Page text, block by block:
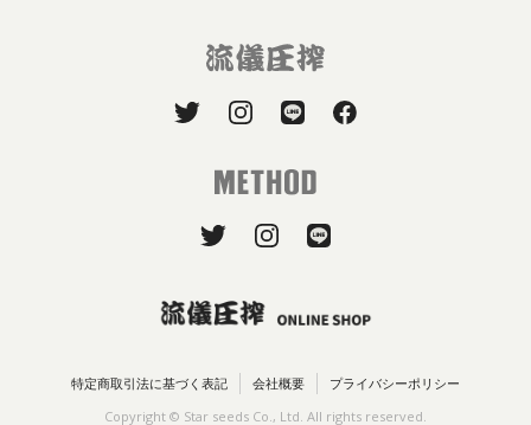
特定商取引法に基づく表記 会社概要 プライバシーポリシー
Copyright © Star seeds Co., Ltd. All rights reserved.